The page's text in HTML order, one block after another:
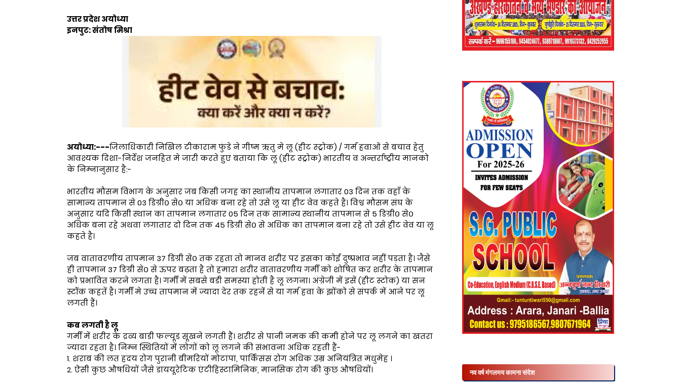
उत्तर प्रदेश अयोध्या
इनपुट: संतोष मिश्रा
अयोध्या:---जिलाधिकारी निखिल टीकाराम फुंडे ने गीष्म ऋतु मे लू (हीट स्ट्रोक) / गर्म हवाओं से बचाव हेतु
आवश्यक दिशा-निर्देश जनहित मे जारी करते हुए बताया कि लू (हीट स्ट्रोक) भारतीय व अन्तर्राष्ट्रीय मानको
के निम्नानुसार है:-
भारतीय मौसम विभाग के अनुसार जब किसी जगह का स्थानीय तापमान लगातार 03 दिन तक वहाँ के
सामान्य तापमान से 03 डिग्री० से० या अधिक बना रहे तो उसे लू या हीट वेव कहते है। विश्व मौसम संघ के
अनुसार यदि किसी स्थान का तापमान लगातार 05 दिन तक सामान्य स्थानीय तापमान से 5 डिग्री० से०
अधिक बना रहे अथवा लगातार दो दिन तक 45 डिग्री से० से अधिक का तापमान बना रहे तो उसे हीट वेव या लू
कहते है।
जब वातावरणीय तापमान 37 डिग्री से० तक रहता तो मानव शरीर पर इसका कोई दुष्प्रभाव नहीं पड़ता है। जैसे
ही तापमान 37 डिग्री से० से ऊपर बढ़ता है तो हमारा शरीर वातावरणीय गर्मी को शोषित कर शरीर के तापमान
को प्रभावित करने लगता है। गर्मी में सबसे बडी समस्या होती है लू लगना। अंग्रेजी में इसें (हीट स्टोक) या सन
स्टॉक कहतें है। गर्मी मे उच्च तापमान में ज्यादा देर तक रहनें से या गर्म हवा के झोंको से संपर्क में आने पर लू
लगती हैं।
कब लगती है लू
गर्मी में शरीर के द्रव्य बाडी फल्यूड सूखने लगती हैं। शरीर से पानी नमक की कमी होने पर लू लगने का खतरा
ज्यादा रहता है। निम्न स्थितियों में लोगों को लू लगने की संभावना अधिक रहती हैं-
1. शराब की लत हदय रोग पुरानी बीमरियों मोटापा, पार्किंसंस रोग अधिक उम्र अनियंत्रित मधुमेह ।
2. ऐसी कुछ औषधियों जैसे डाययूरेटिक एंटीहिस्टामिनिक, मानसिक रोग की कुछ औषधियों।
नव वर्ष मंगलमय कामना संदेश